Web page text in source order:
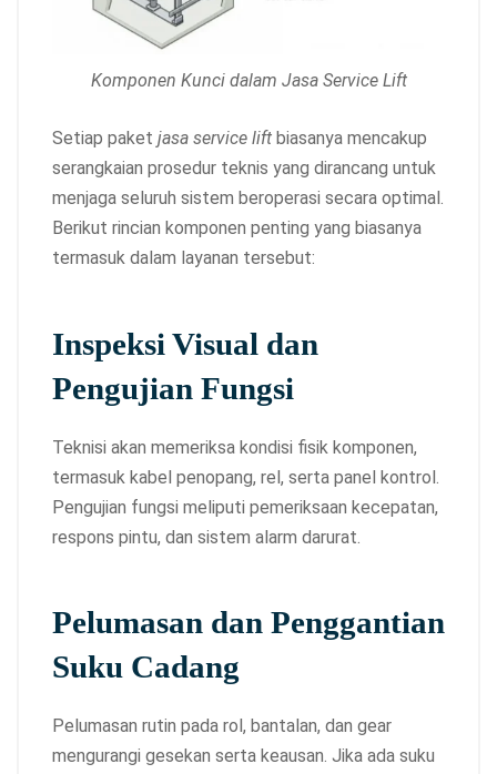
Komponen Kunci dalam Jasa Service Lift
Setiap paket jasa service lift biasanya mencakup
serangkaian prosedur teknis yang dirancang untuk
menjaga seluruh sistem beroperasi secara optimal.
Berikut rincian komponen penting yang biasanya
termasuk dalam layanan tersebut:
Inspeksi Visual dan
Pengujian Fungsi
Teknisi akan memeriksa kondisi fisik komponen,
termasuk kabel penopang, rel, serta panel kontrol.
Pengujian fungsi meliputi pemeriksaan kecepatan,
respons pintu, dan sistem alarm darurat.
Pelumasan dan Penggantian
Suku Cadang
Pelumasan rutin pada rol, bantalan, dan gear
mengurangi gesekan serta keausan. Jika ada suku